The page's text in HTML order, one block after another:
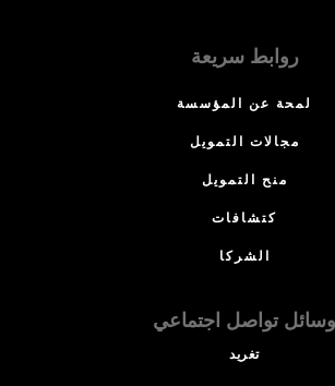
روابط سريعة
لمحة عن المؤسسة
مجالات التمويل
منح التمويل
كتشافات
الشركا
وسائل تواصل اجتماعي
تغريد